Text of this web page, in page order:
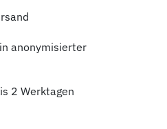
anonymisierter
2 Werktagen